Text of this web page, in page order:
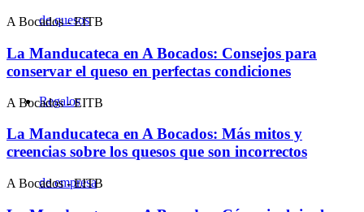
de quesos
Regalos
de empresa
A Bocados - EITB
La Manducateca en A Bocados: Consejos para
conservar el queso en perfectas condiciones
A Bocados - EITB
La Manducateca en A Bocados: Más mitos y
creencias sobre los quesos que son incorrectos
A Bocados - EITB